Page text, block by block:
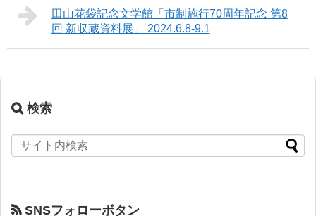
田山花袋記念文学館「市制施行70周年記念 第8
回 新収蔵資料展」 2024.6.8-9.1
検索
SNSフォローボタン